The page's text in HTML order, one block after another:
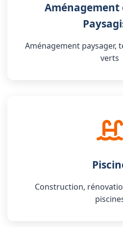
Aménagement paysager,
verts
Construction,